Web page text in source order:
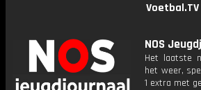
Voetbal.TV
NOS
Het laatste
het weer,
1 extra met